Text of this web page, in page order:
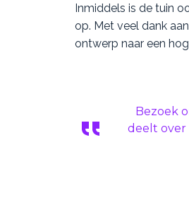
Inmiddels is de tuin
op. Met veel dank
ontwerp naar een
Bezoek
deelt over